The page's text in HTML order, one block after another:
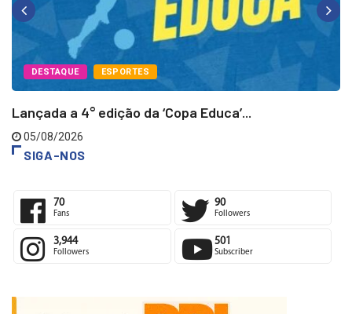
DESTAQUE ESPORTES
Lançada a 4° edição da ‘Copa Educa’...
05/08/2026
SIGA-NOS
70
Fans
90
Followers
3,944
Followers
501
Subscriber